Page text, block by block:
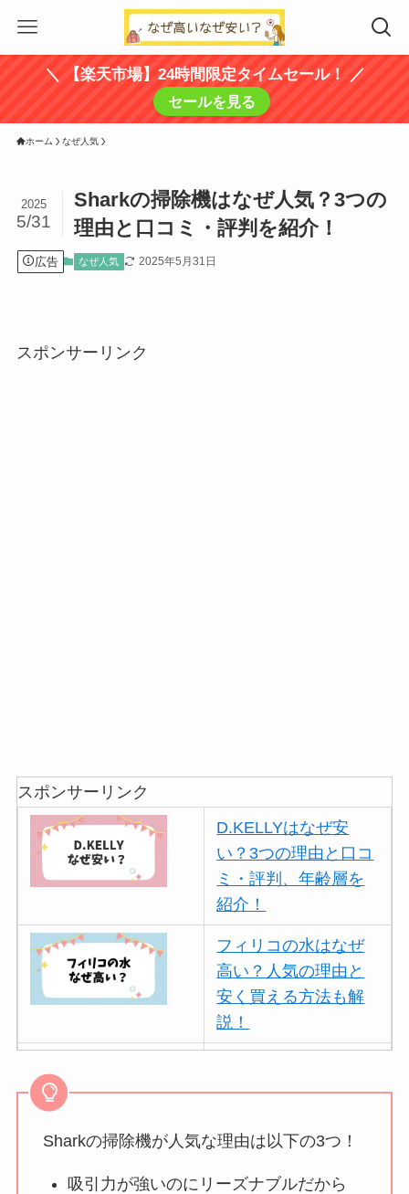
＼ 【楽天市場】24時間限定タイムセール！ ／
セールを見る
ホーム なぜ人気
Sharkの掃除機はなぜ人気？3つの
理由と口コミ・評判を紹介！
2025
5/31
広告 なぜ人気 2025年5月31日
スポンサーリンク
スポンサーリンク
D.KELLYはなぜ安
い？3つの理由と口コ
ミ・評判、年齢層を
紹介！
フィリコの水はなぜ
高い？人気の理由と
安く買える方法も解
説！
ンはなぜ人気？3つの
を紹介！
パリミキの値段が高
Sharkの掃除機が人気な理由は以下の3つ！
吸引力が強いのにリーズナブルだから